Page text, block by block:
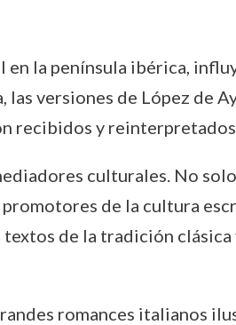
la península ibérica,
versiones de López de
recibidos y reinterpretados
culturales. No
de la cultura
de la tradición
romances italianos